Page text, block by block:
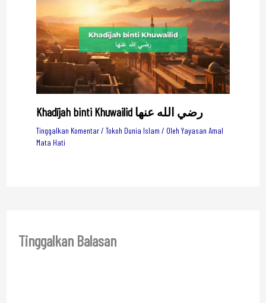
Khadījah binti Khuwailid رضي الله عنها
Tinggalkan Komentar/ Tokoh Dunia Islam / Oleh Yayasan Amal
Mata Hati
Tinggalkan Balasan